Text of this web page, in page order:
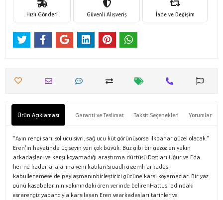
Hızlı Gönderi Güvenli Alışveriş İade ve Değişim
Ürün Açıklaması Garanti ve Teslimat Taksit Seçenekleri Yorumlar
“Ayın rengi sarı, sol ucu sivri, sağ ucu küt görünüyorsa ilkbahar güzel olacak.”
Eren’in hayatında üç şeyin yeri çok büyük: Buz gibi bir gazoz,en yakın
arkadaşları ve karşı koyamadığı araştırma dürtüsü.Dostları Uğur ve Eda
her ne kadar aralarına yeni katılan Siuadlı gizemli arkadaşı
kabullenemese de paylaşmanınbirleştirici gücüne karşı koyamazlar. Bir yaz
günü kasabalarının yakınındaki ören yerinde belirenHattuşi adındaki
esrarengiz yabancıyla karşılaşan Eren vearkadaşları tarihler ve